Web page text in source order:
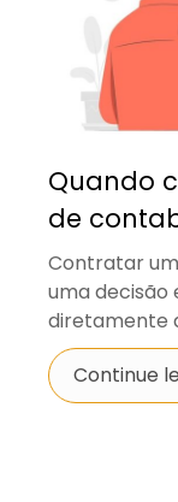
Quando
de
Contratar
uma
diretamente
Continue